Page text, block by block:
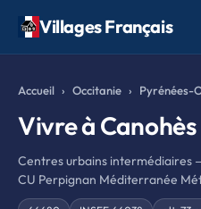
Villages Français
Accueil Occitanie Pyrénées-
Vivre à Canohès
Centres urbains intermédiaires
CU Perpignan Méditerranée